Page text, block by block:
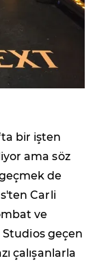
bir işten
ama söz
de
Carli
ve
geçen
çalışanlarla